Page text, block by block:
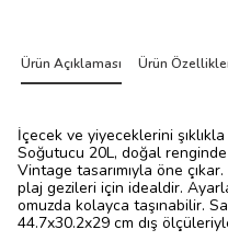
Ürün Açıklaması Ürün
İçecek ve yiyeceklerini
Soğutucu 20L, doğal
Vintage tasarımıyla öne
plaj gezileri için idealdir.
omuzda kolayca taşınabilir.
44.7x30.2x29 cm dış